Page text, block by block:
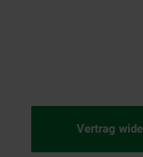
Vertrag